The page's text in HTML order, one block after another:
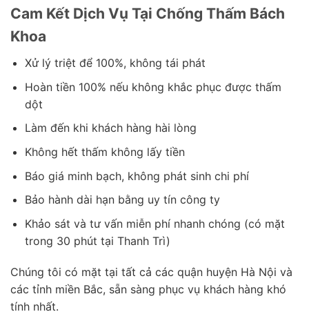
Cam Kết Dịch Vụ Tại Chống Thấm Bách
Khoa
Xử lý triệt để 100%, không tái phát
Hoàn tiền 100% nếu không khắc phục được thấm
dột
Làm đến khi khách hàng hài lòng
Không hết thấm không lấy tiền
Báo giá minh bạch, không phát sinh chi phí
Bảo hành dài hạn bằng uy tín công ty
Khảo sát và tư vấn miễn phí nhanh chóng (có mặt
trong 30 phút tại Thanh Trì)
Chúng tôi có mặt tại tất cả các quận huyện Hà Nội và
các tỉnh miền Bắc, sẵn sàng phục vụ khách hàng khó
tính nhất.